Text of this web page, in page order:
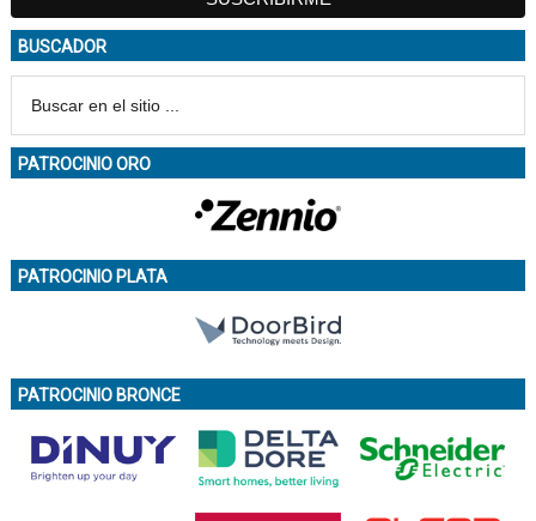
BUSCADOR
PATROCINIO ORO
PATROCINIO PLATA
PATROCINIO BRONCE